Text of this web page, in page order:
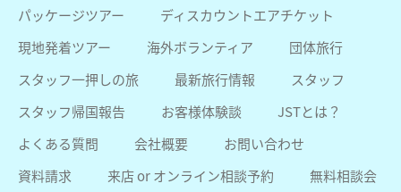
パッケージツアー
ディスカウントエアチケット
現地発着ツアー
海外ボランティア
団体旅行
スタッフ一押しの旅
最新旅行情報
スタッフ
スタッフ帰国報告
お客様体験談
JSTとは？
よくある質問
会社概要
お問い合わせ
資料請求
来店 or オンライン相談予約
無料相談会